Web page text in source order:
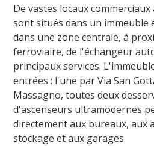
De vastes locaux
sont situés dans un
dans une zone centrale, à
ferroviaire, de l'échangeur
principaux services.
entrées : l'une par Via San
Massagno, toutes deux
d'ascenseurs ultramodernes
directement aux bureaux, aux
stockage et aux garages.